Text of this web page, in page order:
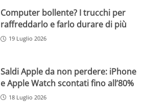
Computer bollente? I trucchi per
raffreddarlo e farlo durare di più
19 Luglio 2026
Saldi Apple da non perdere: iPhone
e Apple Watch scontati fino all’80%
18 Luglio 2026